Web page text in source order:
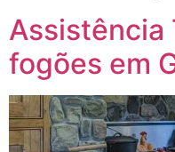
Assistência
fogões em